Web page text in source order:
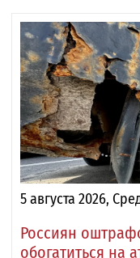
5 августа 2026,
Россиян
обогатиться на